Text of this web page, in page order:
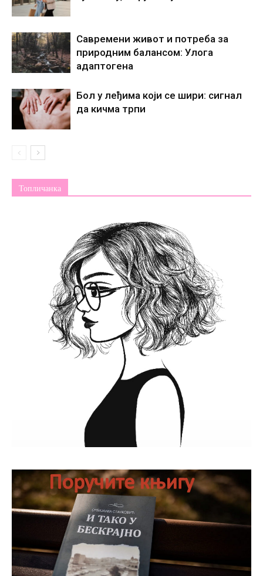
Савремени живот и потреба за
природним балансом: Улога
адаптогена
Бол у леђима који се шири: сигнал
да кичма трпи
Топличанка